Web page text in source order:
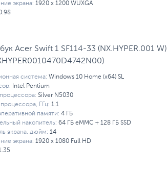
экрана: 1920 x 1200 WUXGA
Acer Swift 1 SF114-33 (NX.HYPER.001 W)
система: Windows 10 Home (x64) SL
Intel Pentium
Silver N5030
ГГц: 1.1
памяти: 4 ГБ
накопитель: 64 ГБ eMMC + 128 ГБ SSD
экрана, дюйм: 14
экрана: 1920 x 1080 Full HD